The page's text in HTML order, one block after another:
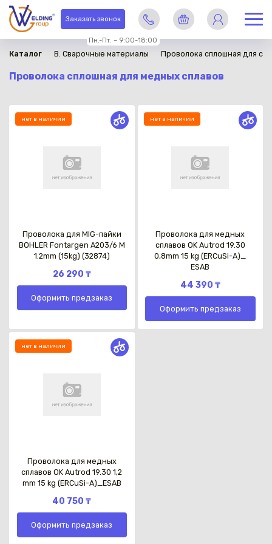
Заказать звонок
Пн.-Пт. – 9:00-18:00
Каталог B. Сварочные материалы Проволока сплошная для
Проволока сплошная для медных сплавов
нет в наличии
Проволока для MIG-пайки
BOHLER Fontargen A203/6 M
1.2mm (15kg) (32874)
26 290 ₸
Оформить предзаказ
нет в наличии
Проволока для медных
сплавов OK Autrod 19.30
0,8mm 15 kg (ERCuSi-A)_
ESAB
44 390 ₸
Оформить предзаказ
нет в наличии
Проволока для медных
сплавов OK Autrod 19.30 1,2
mm 15 kg (ERCuSi-A)_ESAB
40 750 ₸
Оформить предзаказ